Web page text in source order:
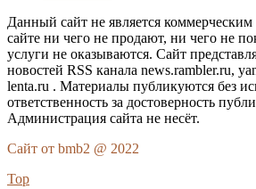
Данный сайт не является
сайте ни чего не продают, ни чего не
услуги не оказываются. Сайт
новостей RSS канала news.rambler.ru,
lenta.ru . Материалы публикуются без
ответственность за достоверность
Администрация сайта не несёт.
Сайт от bmb2 @ 2022
Top